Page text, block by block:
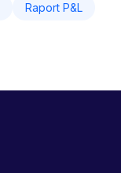
Raport P&L